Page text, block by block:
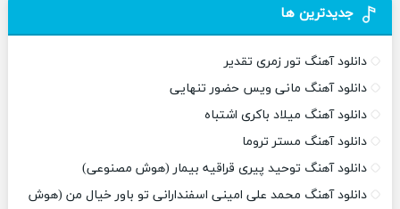
جدیدترین ها
دانلود آهنگ تور زمری تقدیر
دانلود آهنگ مانی ویس حضور تنهایی
دانلود آهنگ میلاد باکری اشتباه
دانلود آهنگ مستر تروما
دانلود آهنگ توحید پیری قراقیه بیمار (هوش مصنوعی)
دانلود آهنگ محمد علی امینی اسفندارانی تو باور خیال من (هوش